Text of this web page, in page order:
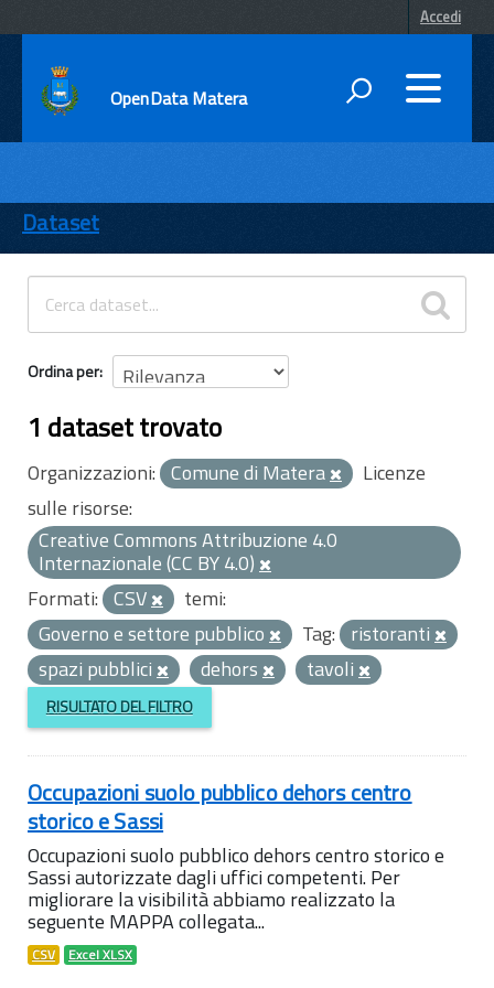
Accedi
OpenData Matera
ENTI
TEMI
INFORMAZIONI
Dataset
Ordina per
1 dataset trovato
Organizzazioni: Comune di Matera
Licenze
sulle risorse:
Creative Commons Attribuzione 4.0
Internazionale (CC BY 4.0)
Formati: CSV
temi:
Governo e settore pubblico
Tag: ristoranti
spazi pubblici
dehors tavoli
RISULTATO DEL FILTRO
Occupazioni suolo pubblico dehors centro
storico e Sassi
Occupazioni suolo pubblico dehors centro storico e
Sassi autorizzate dagli uffici competenti. Per
migliorare la visibilità abbiamo realizzato la
seguente MAPPA collegata...
CSV Excel XLSX